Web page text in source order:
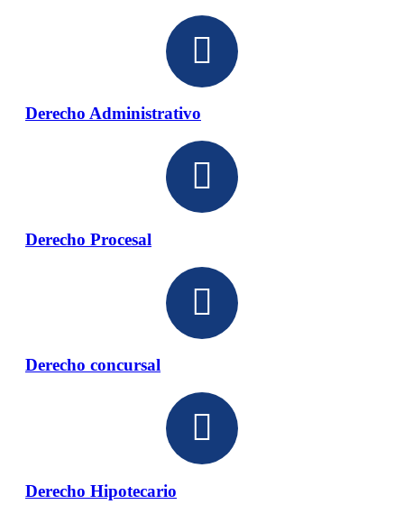
Derecho Administrativo
Derecho Procesal
Derecho concursal
Derecho Hipotecario